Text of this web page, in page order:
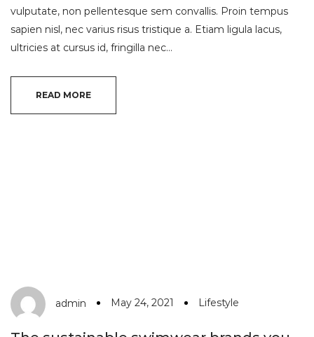
vulputate, non pellentesque sem convallis. Proin tempus
sapien nisl, nec varius risus tristique a. Etiam ligula lacus,
ultricies at cursus id, fringilla nec…
READ MORE
admin May 24, 2021 Lifestyle